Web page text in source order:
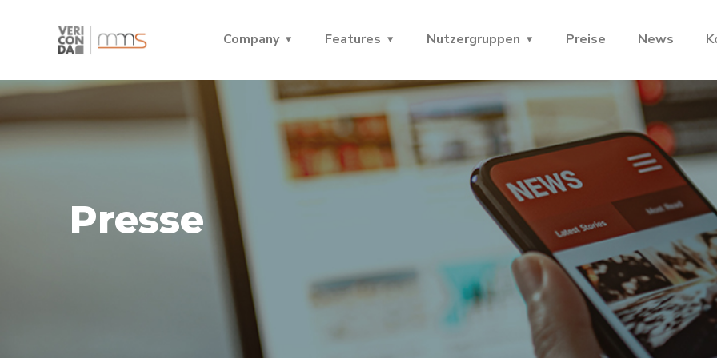
Company Features Nutzergruppen Preise News
Presse